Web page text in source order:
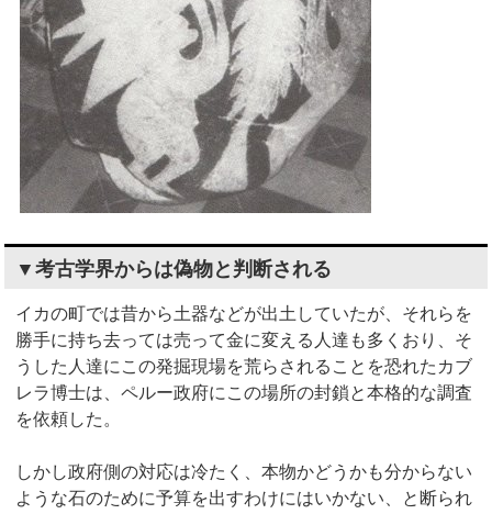
▼考古学界からは偽物と判断される
イカの町では昔から土器などが出土していたが、それらを
勝手に持ち去っては売って金に変える人達も多くおり、そ
うした人達にこの発掘現場を荒らされることを恐れたカブ
レラ博士は、ペルー政府にこの場所の封鎖と本格的な調査
を依頼した。
しかし政府側の対応は冷たく、本物かどうかも分からない
ような石のために予算を出すわけにはいかない、と断られ